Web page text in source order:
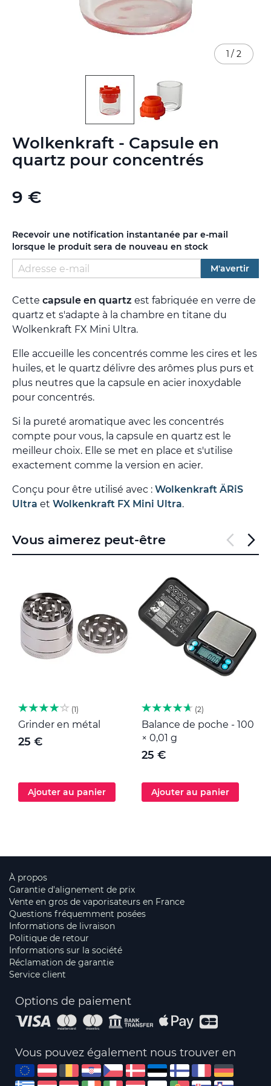
Wolkenkraft - Capsule en
quartz pour concentrés
9 €
Recevoir une notification instantanée par e-mail
lorsque le produit sera de nouveau en stock
M'avertir
Cette capsule en quartz est fabriquée en verre de
quartz et s'adapte à la chambre en titane du
Wolkenkraft FX Mini Ultra.
Elle accueille les concentrés comme les cires et les
huiles, et le quartz délivre des arômes plus purs et
plus neutres que la capsule en acier inoxydable
pour concentrés.
Si la pureté aromatique avec les concentrés
compte pour vous, la capsule en quartz est le
meilleur choix. Elle se met en place et s'utilise
exactement comme la version en acier.
Conçu pour être utilisé avec : Wolkenkraft ÄRiS
Ultra et Wolkenkraft FX Mini Ultra.
1 / 2
to
the
beginning
the
images
Vous aimerez peut-être
1
Grinder en métal
25 €
Ajouter au panier
2
Balance de poche - 100
× 0,01 g
25 €
Ajouter au panier
À propos
Garantie d'alignement de prix
Vente en gros de vaporisateurs en France
Questions fréquemment posées
Informations de livraison
Politique de retour
Informations sur la société
Réclamation de garantie
Service client
Options de paiement
Vous pouvez également nous trouver en